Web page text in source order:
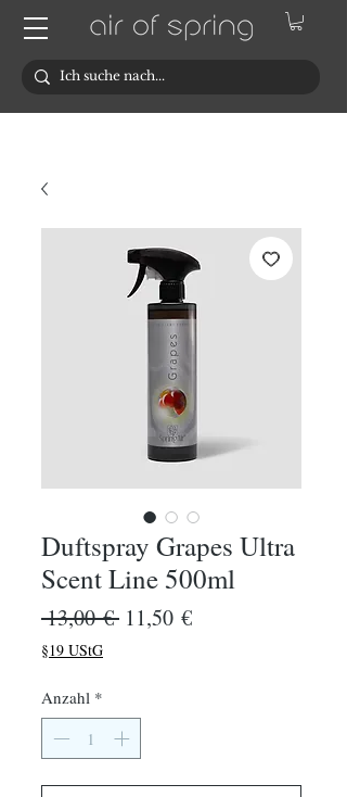
Duftspray Grapes Ultra
Scent Line 500ml
13,00 € Standardpreis
11,50 €Sale-
§19 UStG
Anzahl *